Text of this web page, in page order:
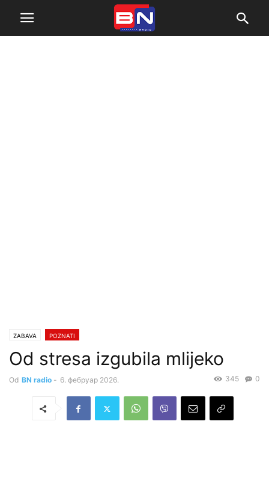
ZABAVA POZNATI
Od stresa izgubila mlijeko
Od BN radio - 6. фебруар 2026. 0
345